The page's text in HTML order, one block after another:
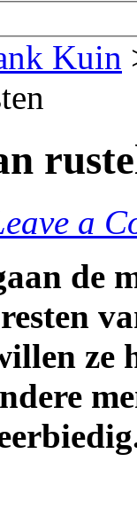
Kuin
a
de
ze